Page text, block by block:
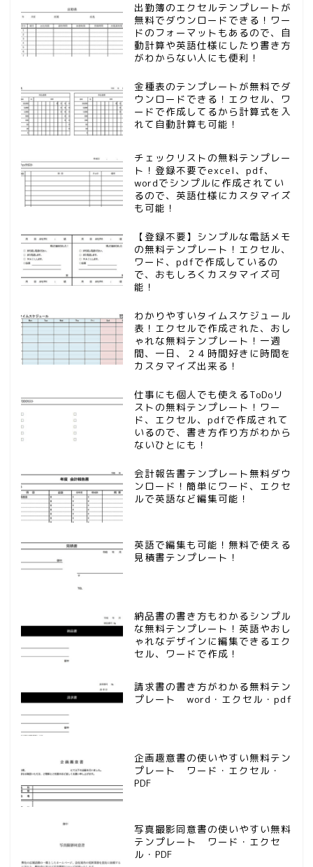
出勤簿のエクセルテンプレートが
無料でダウンロードできる！ワー
ドのフォーマットもあるので、自
動計算や英語仕様にしたり書き方
がわからない人にも便利！
金種表のテンプレートが無料でダ
ウンロードできる！エクセル、ワ
ードで作成してるから計算式を入
れて自動計算も可能！
チェックリストの無料テンプレー
ト！登録不要でexcel、pdf、
wordでシンプルに作成されてい
るので、英語仕様にカスタマイズ
も可能！
【登録不要】シンプルな電話メモ
の無料テンプレート！エクセル、
ワード、pdfで作成しているの
で、おもしろくカスタマイズ可
能！
わかりやすいタイムスケジュール
表！エクセルで作成された、おし
ゃれな無料テンプレート！一週
間、一日、２４時間好きに時間を
カスタマイズ出来る！
仕事にも個人でも使えるToDoリ
ストの無料テンプレート！ワー
ド、エクセル、pdfで作成されて
いるので、書き方作り方がわから
ないひとにも！
会計報告書テンプレート無料ダウ
ンロード！簡単にワード、エクセ
ルで英語など編集可能！
英語で編集も可能！無料で使える
見積書テンプレート！
納品書の書き方もわかるシンプル
な無料テンプレート！英語やおし
ゃれなデザインに編集できるエク
セル、ワードで作成！
請求書の書き方がわかる無料テン
プレート word・エクセル・pdf
企画趣意書の使いやすい無料テン
プレート ワード・エクセル・
PDF
写真撮影同意書の使いやすい無料
テンプレート ワード・エクセ
ル・PDF